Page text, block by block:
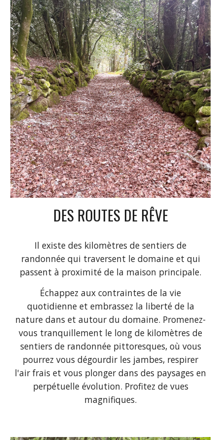
DES ROUTES DE RÊVE
Il existe des kilomètres de sentiers de
randonnée qui traversent le domaine et qui
passent à proximité de la maison principale.
Échappez aux contraintes de la vie
quotidienne et embrassez la liberté de la
nature dans et autour du domaine. Promenez-
vous tranquillement le long de kilomètres de
sentiers de randonnée pittoresques, où vous
pourrez vous dégourdir les jambes, respirer
l'air frais et vous plonger dans des paysages en
perpétuelle évolution. Profitez de vues
magnifiques.